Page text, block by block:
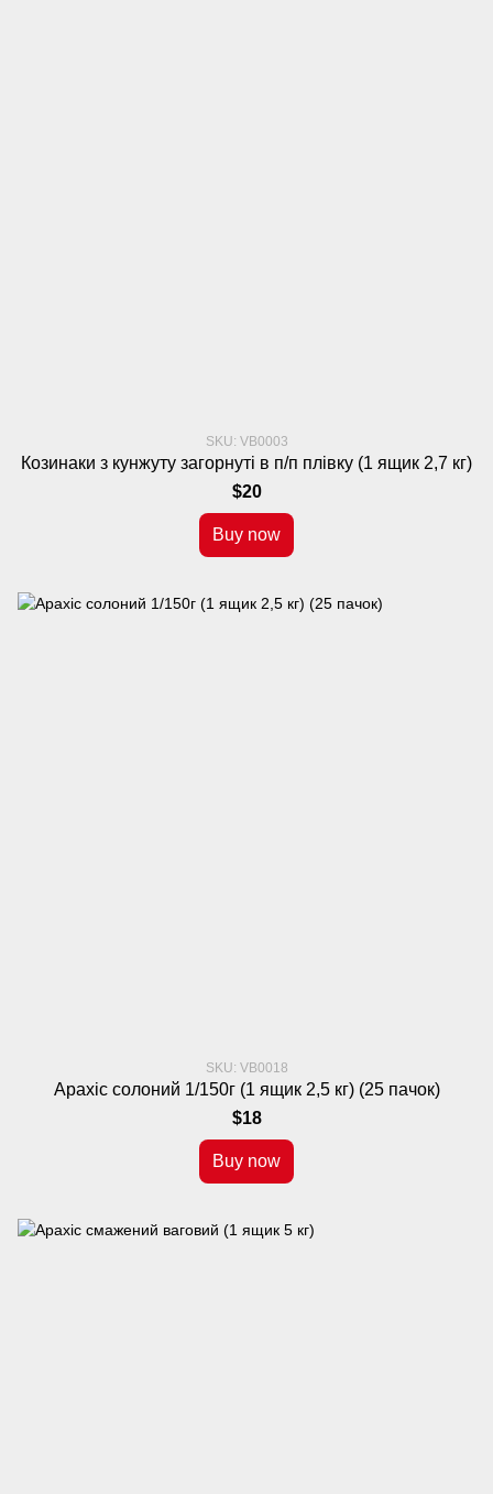
SKU: VB0003
Козинаки з кунжуту загорнуті в п/п плівку (1 ящик 2,7 кг)
$20
Buy now
SKU: VB0018
Арахіс солоний 1/150г (1 ящик 2,5 кг) (25 пачок)
$18
Buy now